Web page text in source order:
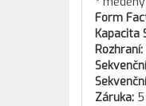
Form
Kapacita
Rozhraní:
Záruka: